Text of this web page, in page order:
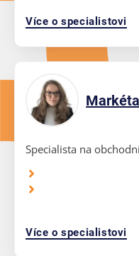
Více o specialistovi
Markéta
Specialista na
Více o specialistovi